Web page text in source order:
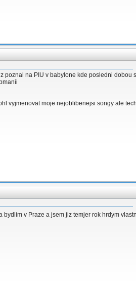
poznal na PIU v babylone kde posledni dobou
vyjmenovat moje nejoblibenejsi songy ale
v Praze a jsem jiz temjer rok hrdym